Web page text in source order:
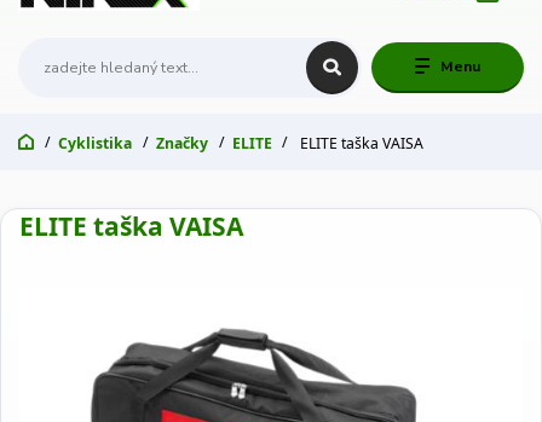
Menu
Cyklistika Značky ELITE ELITE taška VAISA
ELITE taška VAISA